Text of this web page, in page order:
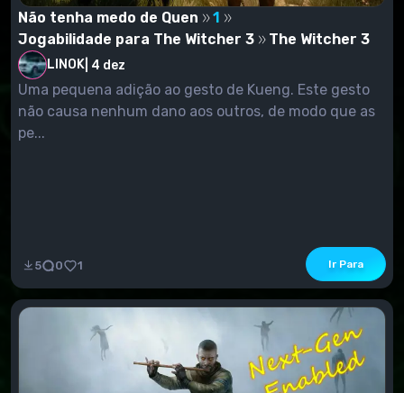
Tenha um bom jogo!
Não tenha medo de Quen
1
Jogabilidade para The Witcher 3
The Witcher 3
LINOK 4 dez
Uma pequena adição ao gesto de Kueng. Este gesto
não causa nenhum dano aos outros, de modo que as
pe...
5 0 1 Ir Para